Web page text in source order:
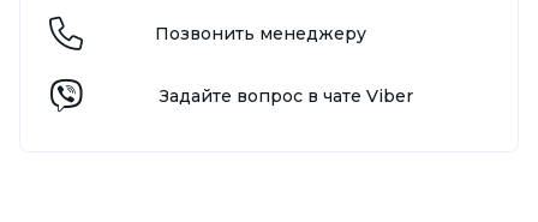
Позвонить менеджеру
Задайте вопрос в чате Viber